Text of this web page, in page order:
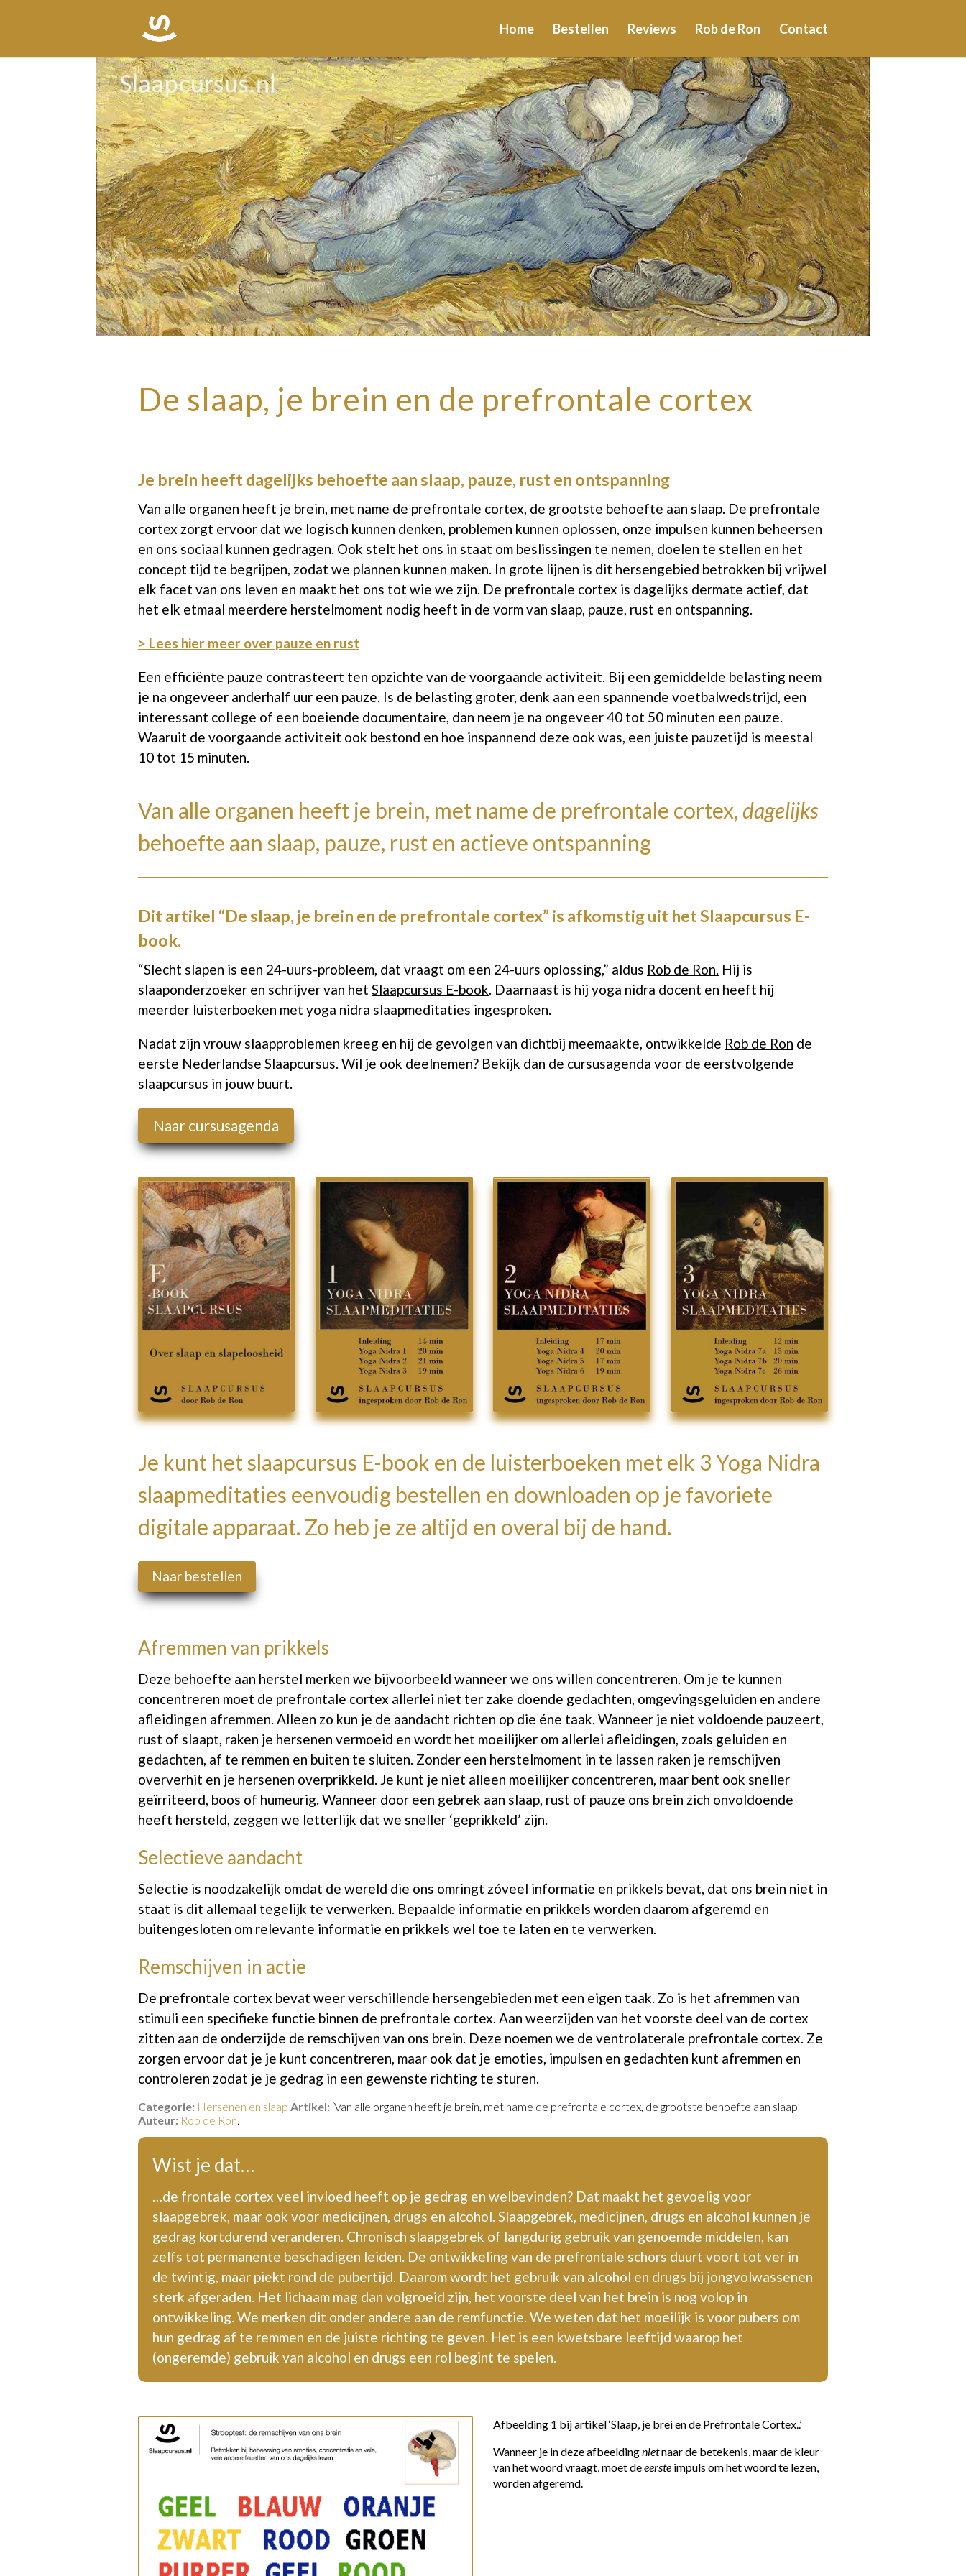
Home Bestellen Reviews Rob de Ron Contact
De slaap, je brein en de prefrontale cortex
Je brein heeft dagelijks behoefte aan slaap, pauze, rust en ontspanning
Van alle organen heeft je brein, met name de prefrontale cortex, de grootste behoefte aan slaap. De prefrontale
cortex zorgt ervoor dat we logisch kunnen denken, problemen kunnen oplossen, onze impulsen kunnen beheersen
en ons sociaal kunnen gedragen. Ook stelt het ons in staat om beslissingen te nemen, doelen te stellen en het
concept tijd te begrijpen, zodat we plannen kunnen maken. In grote lijnen is dit hersengebied betrokken bij vrijwel
elk facet van ons leven en maakt het ons tot wie we zijn. De prefrontale cortex is dagelijks dermate actief, dat
het elk etmaal meerdere herstelmoment nodig heeft in de vorm van slaap, pauze, rust en ontspanning.
> Lees hier meer over pauze en rust
Een efficiënte pauze contrasteert ten opzichte van de voorgaande activiteit. Bij een gemiddelde belasting neem
je na ongeveer anderhalf uur een pauze. Is de belasting groter, denk aan een spannende voetbalwedstrijd, een
interessant college of een boeiende documentaire, dan neem je na ongeveer 40 tot 50 minuten een pauze.
Waaruit de voorgaande activiteit ook bestond en hoe inspannend deze ook was, een juiste pauzetijd is meestal
10 tot 15 minuten.
Van alle organen heeft je brein, met name de prefrontale cortex,dagelijks
behoefte aan slaap, pauze, rust en actieve ontspanning
Dit artikel “De slaap, je brein en de prefrontale cortex” is afkomstig uit het Slaapcursus E-
book.
“Slecht slapen is een 24-uurs-probleem, dat vraagt om een 24-uurs oplossing,” aldus Rob de Ron. Hij is
slaaponderzoeker en schrijver van het Slaapcursus E-book. Daarnaast is hij yoga nidra docent en heeft hij
meerder luisterboeken met yoga nidra slaapmeditaties ingesproken.
Nadat zijn vrouw slaapproblemen kreeg en hij de gevolgen van dichtbij meemaakte, ontwikkelde Rob de Ron de
eerste Nederlandse Slaapcursus. Wil je ook deelnemen? Bekijk dan de cursusagenda voor de eerstvolgende
slaapcursus in jouw buurt.
Naar cursusagenda
Je kunt het slaapcursus E-book en de luisterboeken met elk 3 Yoga Nidra
slaapmeditaties eenvoudig bestellen en downloaden op je favoriete
digitale apparaat. Zo heb je ze altijd en overal bij de hand.
Naar bestellen
Afremmen van prikkels
Deze behoefte aan herstel merken we bijvoorbeeld wanneer we ons willen concentreren. Om je te kunnen
concentreren moet de prefrontale cortex allerlei niet ter zake doende gedachten, omgevingsgeluiden en andere
afleidingen afremmen. Alleen zo kun je de aandacht richten op die éne taak. Wanneer je niet voldoende pauzeert,
rust of slaapt, raken je hersenen vermoeid en wordt het moeilijker om allerlei afleidingen, zoals geluiden en
gedachten, af te remmen en buiten te sluiten. Zonder een herstelmoment in te lassen raken je remschijven
oververhit en je hersenen overprikkeld. Je kunt je niet alleen moeilijker concentreren, maar bent ook sneller
geïrriteerd, boos of humeurig. Wanneer door een gebrek aan slaap, rust of pauze ons brein zich onvoldoende
heeft hersteld, zeggen we letterlijk dat we sneller ‘geprikkeld’ zijn.
Selectieve aandacht
Selectie is noodzakelijk omdat de wereld die ons omringt zóveel informatie en prikkels bevat, dat ons brein niet in
staat is dit allemaal tegelijk te verwerken. Bepaalde informatie en prikkels worden daarom afgeremd en
buitengesloten om relevante informatie en prikkels wel toe te laten en te verwerken.
Remschijven in actie
De prefrontale cortex bevat weer verschillende hersengebieden met een eigen taak. Zo is het afremmen van
stimuli een specifieke functie binnen de prefrontale cortex. Aan weerzijden van het voorste deel van de cortex
zitten aan de onderzijde de remschijven van ons brein. Deze noemen we de ventrolaterale prefrontale cortex. Ze
zorgen ervoor dat je je kunt concentreren, maar ook dat je emoties, impulsen en gedachten kunt afremmen en
controleren zodat je je gedrag in een gewenste richting te sturen.
Categorie: Hersenen en slaap Artikel: ‘Van alle organen heeft je brein, met name de prefrontale cortex, de grootste behoefte aan slaap’
Auteur: Rob de Ron
Wist je dat…
…de frontale cortex veel invloed heeft op je gedrag en welbevinden? Dat maakt het gevoelig voor
slaapgebrek, maar ook voor medicijnen, drugs en alcohol. Slaapgebrek, medicijnen, drugs en alcohol kunnen je
gedrag kortdurend veranderen. Chronisch slaapgebrek of langdurig gebruik van genoemde middelen, kan
zelfs tot permanente beschadigen leiden. De ontwikkeling van de prefrontale schors duurt voort tot ver in
de twintig, maar piekt rond de pubertijd. Daarom wordt het gebruik van alcohol en drugs bij jongvolwassenen
sterk afgeraden. Het lichaam mag dan volgroeid zijn, het voorste deel van het brein is nog volop in
ontwikkeling. We merken dit onder andere aan de remfunctie. We weten dat het moeilijk is voor pubers om
hun gedrag af te remmen en de juiste richting te geven. Het is een kwetsbare leeftijd waarop het
(ongeremde) gebruik van alcohol en drugs een rol begint te spelen.
Afbeelding 1 bij artikel ‘Slaap, je brei en de Prefrontale Cortex..’
Wanneer je in deze afbeeldingnietnaar de betekenis, maar de kleur
van het woord vraagt, moet deeerste impuls om het woord te lezen,
worden afgeremd.